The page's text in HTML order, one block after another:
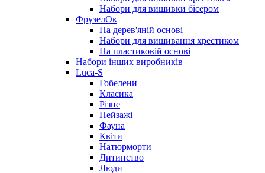
Набори для вишивки бісером
ФрузелОк
На дерев'яній основі
Набори для вишивання хрестиком
На пластиковій основі
Набори інших виробників
Luca-S
Гобелени
Класика
Різне
Пейзажі
Фауна
Квіти
Натюрморти
Дитинство
Люди